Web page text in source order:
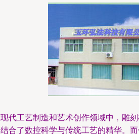
代工艺制造和艺术创作领域中，雕
合了数控科学与传统工艺的精华。